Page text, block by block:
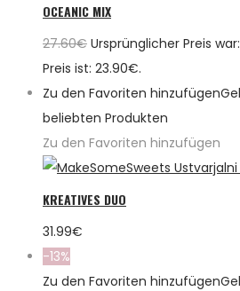
OCEANIC MIX
27.60€ Ursprünglicher Preis
Preis ist: 23.90€.
Zu den Favoriten hinzufügen
beliebten Produkten
Zu den Favoriten hinzufügen
KREATIVES DUO
31.99€
-13%
Zu den Favoriten hinzufügen